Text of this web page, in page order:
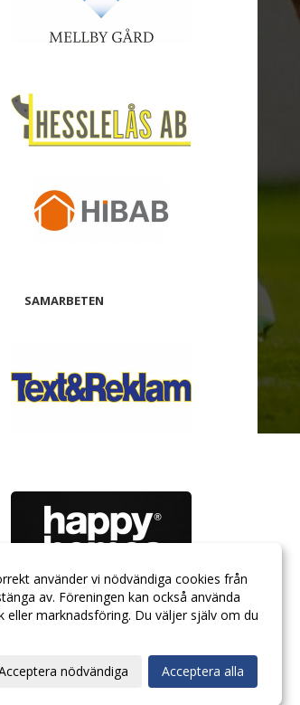
SAMARBETEN
använder vi nödvändiga cookies från
av. Föreningen kan också använda
eller marknadsföring. Du väljer själv om du
nödvändiga Acceptera alla